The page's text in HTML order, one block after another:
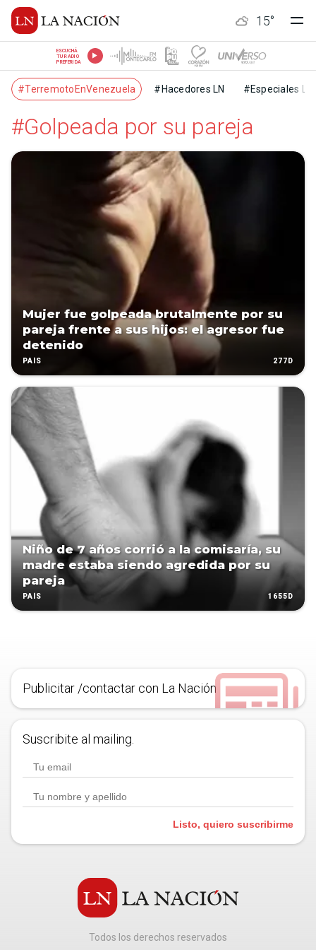
15°
ESCUCHÁ
TU RADIO
PREFERIDA
#TerremotoEnVenezuela #Hacedores LN #Especiales LN
#Golpeada por su pareja
Mujer fue golpeada brutalmente por su
pareja frente a sus hijos: el agresor fue
detenido
PAÍS 277D
Niño de 7 años corrió a la comisaría, su
madre estaba siendo agredida por su
pareja
PAÍS 1655D
Publicitar /contactar con La Nación
Suscribite al mailing.
Listo, quiero suscribirme
Todos los derechos reservados